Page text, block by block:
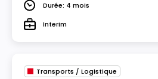
DuréeDurée: 4 mois
TypeInterim
Transports / Logistique